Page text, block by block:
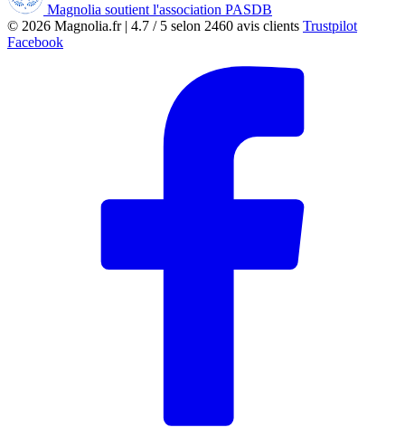
Magnolia soutient l'association PASDB
© 2026 Magnolia.fr| 4.7 / 5 selon 2460 avis clients Trustpilot
Facebook